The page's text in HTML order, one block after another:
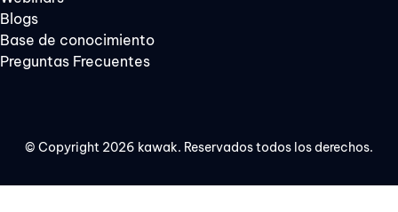
Blogs
Base de conocimiento
Preguntas Frecuentes
© Copyright 2026 kawak. Reservados todos los derechos.